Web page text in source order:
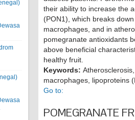
their ability to increase the
(PON1), which breaks
macrophages, and in
pomegranate antioxidants
above beneficial
healthy fruit.
Keywords:
macrophages, lipoproteins
Go to:
POMEGRANATE